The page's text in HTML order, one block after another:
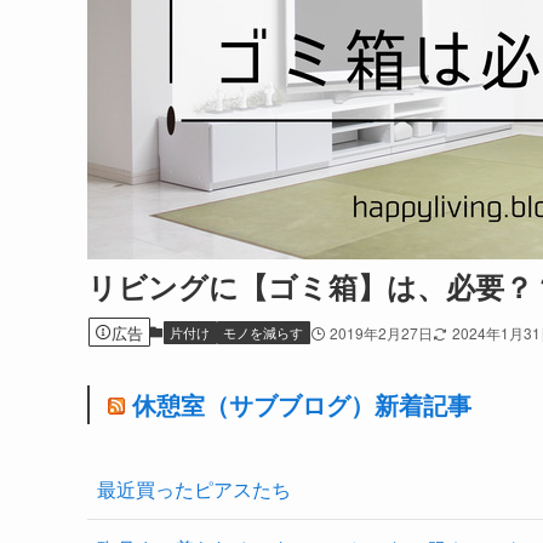
リビングに【ゴミ箱】は、必要？
広告 片付け モノを減らす 2019年2月27日 2024年1月
休憩室（サブブログ）新着記事
最近買ったピアスたち